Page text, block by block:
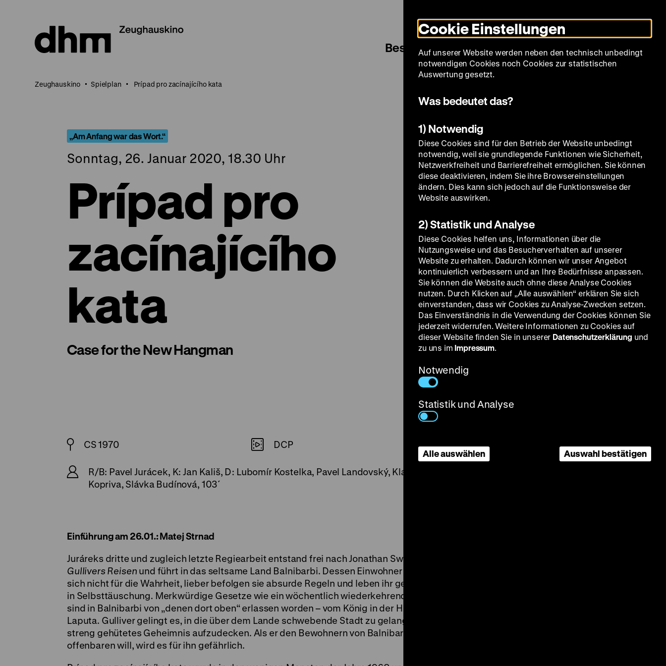
Seiteninhalt
springen
Modus
umschalten
Sprache
Besuch Spielplan Filmreihen Über uns
Zeughauskino Spielplan Prípad pro zacínajícího kata
„Am Anfang war das Wort.“
Sonntag, 26. Januar 2020, 18.30 Uhr
Prípad pro
zacínajícího
kata
Case for the New Hangman
CS 1970 DCP OmeU
R/B: Pavel Jurácek, K: Jan Kališ, D: Lubomír Kostelka, Pavel Landovský, Klára Jerneková, Milena Zahrynowská, Ludek
Kopriva, Slávka Budínová, 103´
Einführung am 26.01.: Matej Strnad
Juráreks dritte und zugleich letzte Regiearbeit entstand frei nach Jonathan Swifts Roman
Gullivers Reisen und führt in das seltsame Land Balnibarbi. Dessen Einwohner interessieren
sich nicht für die Wahrheit, lieber befolgen sie absurde Regeln und leben ihr gewohntes Leben
in Selbsttäuschung. Merkwürdige Gesetze wie ein wöchentlich wiederkehrendes Redeverbot
sind in Balnibarbi von „denen dort oben“ erlassen worden – vom König in der Hauptstadt
Laputa. Gulliver gelingt es, in die über dem Lande schwebende Stadt zu gelangen und ein
streng gehütetes Geheimnis aufzudecken. Als er den Bewohnern von Balnibarbi sein Wissen
offenbaren will, wird es für ihn gefährlich.
Cookie Einstellungen
Auf unserer Website werden neben den technisch unbedingt
notwendigen Cookies noch Cookies zur statistischen
Auswertung gesetzt.
Was bedeutet das?
1) Notwendig
Diese Cookies sind für den Betrieb der Website unbedingt
notwendig, weil sie grundlegende Funktionen wie Sicherheit,
Netzwerkfreiheit und Barrierefreiheit ermöglichen. Sie können
diese deaktivieren, indem Sie ihre Browsereinstellungen
ändern. Dies kann sich jedoch auf die Funktionsweise der
Website auswirken.
2) Statistik und Analyse
Diese Cookies helfen uns, Informationen über die
Nutzungsweise und das Besucherverhalten auf unserer
Website zu erhalten. Dadurch können wir unser Angebot
kontinuierlich verbessern und an Ihre Bedürfnisse anpassen.
Sie können die Website auch ohne diese Analyse Cookies
nutzen. Durch Klicken auf „Alle auswählen“ erklären Sie sich
einverstanden, dass wir Cookies zu Analyse-Zwecken setzen.
Das Einverständnis in die Verwendung der Cookies können Sie
jederzeit widerrufen. Weitere Informationen zu Cookies auf
dieser Website finden Sie in unserer Datenschutzerklärung und
zu uns im Impressum.
Notwendig
Statistik und Analyse
Alle auswählen Auswahl bestätigen